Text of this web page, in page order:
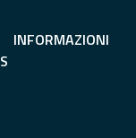
INFORMAZIONI